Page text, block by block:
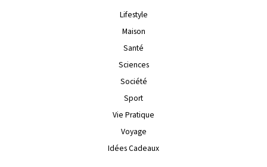
Lifestyle
Maison
Santé
Sciences
Société
Sport
Vie Pratique
Voyage
Idées Cadeaux